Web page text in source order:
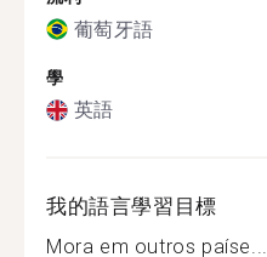
葡萄牙語
學
英語
我的語言學習目標
Mora em outros paíse...